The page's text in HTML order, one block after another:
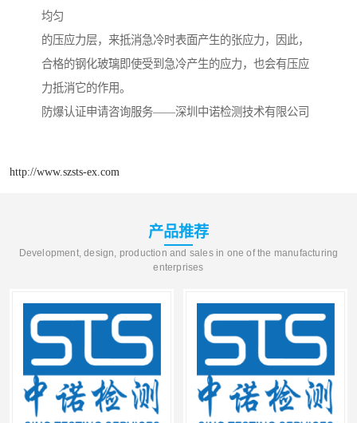
均匀
的压应力层，来抵消急冷时表面产生的张应力，因此，
合格的钢化玻璃即使受到急冷产生的应力，也会有压应
力抵消它的作用。
防爆认证申请咨询服务——深圳中诺检测技术有限公司
http://www.szsts-ex.com
产品推荐
Development, design, production and sales in one of the manufacturing
enterprises